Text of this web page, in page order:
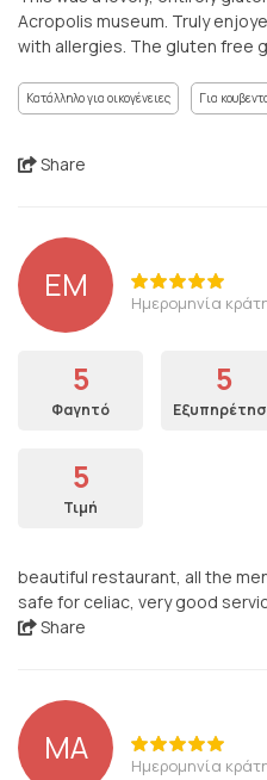
Acropolis museum. Truly
with allergies. The gluten free
Κατάλληλο για οικογένειες Για
Share
EM Ημερομηνία
5
Φαγητό
5
5
Τιμή
beautiful restaurant, all the
safe for celiac, very good
Share
MA Ημερομηνία